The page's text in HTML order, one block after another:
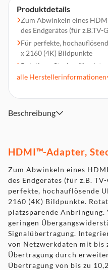
Produktdetails
Zum Abwinkeln eines
des Endgerätes (für
Für perfekte,
x 2160 (4K) Bildpunkte
Rotations-Stecker für
Vergoldeter Stecker mit
Integrierter Kanal zur
bis zu 100 Mbit/s
alle Herstellerinformationen
Beschreibung
HDMI™-Adapter,
Zum Abwinkeln eines
des Endgerätes (für z.B.
perfekte, hochauflösende
2160 (4K) Bildpunkte.
platzsparende
geringen
Signalübertragung.
von Netzwerkdaten mit bis
Übertragung durch
Übertragung von bis zu